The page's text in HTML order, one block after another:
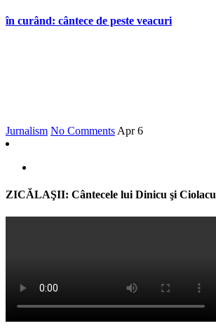
în curând: cântece de peste veacuri
Jurnalism No Comments Apr 6
ZICĂLAŞII: Cântecele lui Dinicu şi Ciolacu